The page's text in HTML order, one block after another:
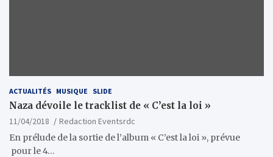
ACTUALITÉS MUSIQUE SLIDE
Naza dévoile le tracklist de « C’est la loi »
11/04/2018
Redaction Eventsrdc
En prélude de la sortie de l’album « C’est la loi », prévue
pour le 4…